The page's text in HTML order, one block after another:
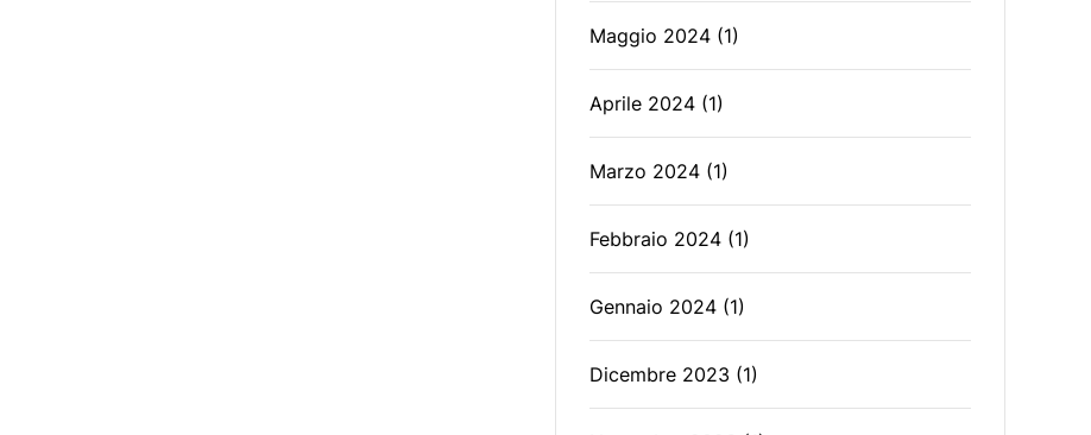
Maggio 2024 (1)
Aprile 2024 (1)
Marzo 2024 (1)
Febbraio 2024 (1)
Gennaio 2024 (1)
Dicembre 2023 (1)